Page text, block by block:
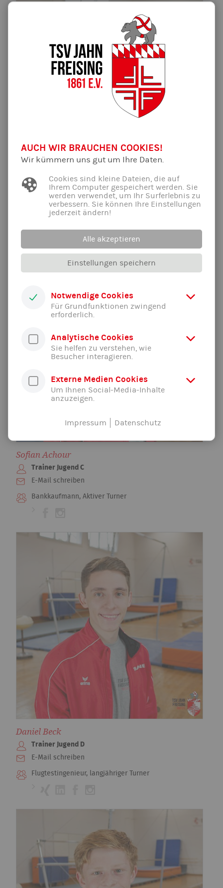
Christian Busch
Trainer Jugend A/B
E-Mail schreiben
Trainer im TSV Falkensee (Leistungsstützpunkt)
Sofian Achour
Trainer Jugend C
E-Mail schreiben
Bankkaufmann, Aktiver Turner
Daniel Beck
Trainer Jugend D
E-Mail schreiben
Flugtestingenieur, langjähriger Turner
AUCH WIR BRAUCHEN COOKIES!
Wir kümmern uns gut um Ihre Daten.
Cookies sind kleine Dateien, die auf
Ihrem Computer gespeichert werden. Sie
werden verwendet, um Ihr Surferlebnis zu
verbessern. Sie können Ihre Einstellungen
jederzeit ändern!
Alle akzeptieren
Einstellungen speichern
Notwendige Cookies
Für Grundfunktionen zwingend
erforderlich.
Analytische Cookies
Sie helfen zu verstehen, wie
Besucher interagieren.
Externe Medien Cookies
Um Ihnen Social-Media-Inhalte
anzuzeigen.
Impressum Datenschutz